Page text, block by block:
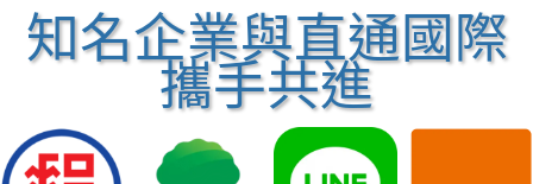
知名企業與直通國際
攜手共進